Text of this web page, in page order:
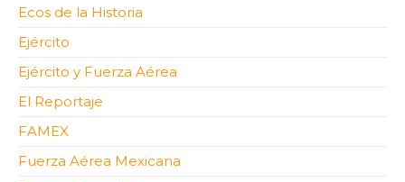
Ecos de la Historia
Ejército
Ejército y Fuerza Aérea
El Reportaje
FAMEX
Fuerza Aérea Mexicana